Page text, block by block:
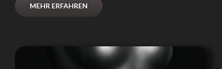
MEHR ERFAHREN